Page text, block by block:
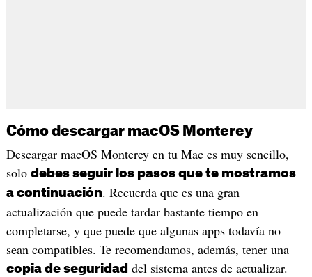
Cómo descargar macOS Monterey
Descargar macOS Monterey en tu Mac es muy sencillo,
solo debes seguir los pasos que te mostramos
a continuación. Recuerda que es una gran
actualización que puede tardar bastante tiempo en
completarse, y que puede que algunas apps todavía no
sean compatibles. Te recomendamos, además, tener una
copia de seguridad del sistema antes de actualizar.